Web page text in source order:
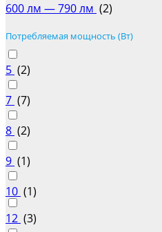
600 лм — 790 лм (2)
Потребляемая мощность (Вт)
5 (2)
7 (7)
8 (2)
9 (1)
10 (1)
12 (3)